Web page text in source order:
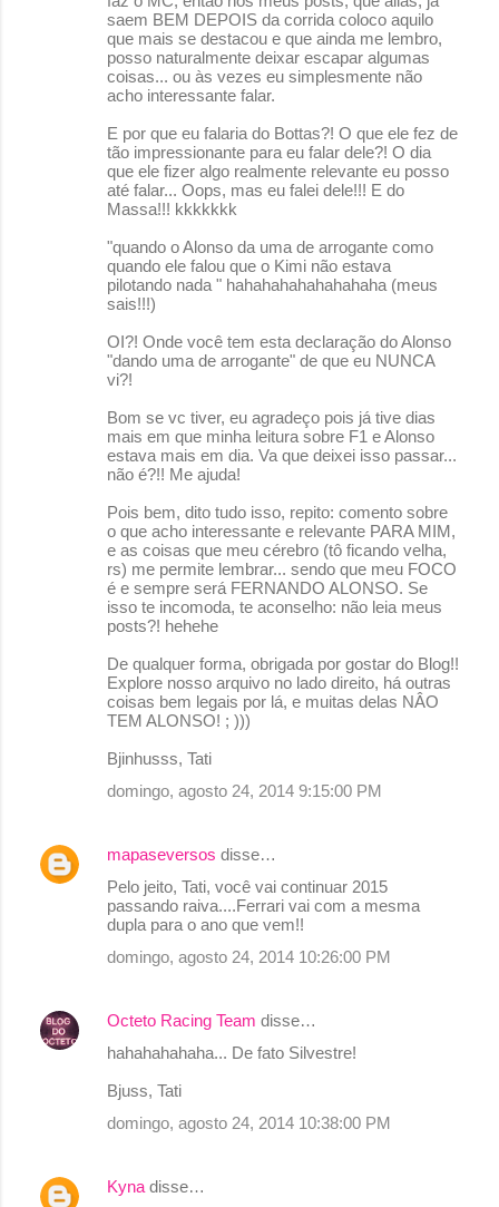
saem BEM DEPOIS da corrida coloco aquilo
que mais se destacou e que ainda me lembro,
posso naturalmente deixar escapar algumas
coisas... ou às vezes eu simplesmente não
acho interessante falar.
E por que eu falaria do Bottas?! O que ele fez de
tão impressionante para eu falar dele?! O dia
que ele fizer algo realmente relevante eu posso
até falar... Oops, mas eu falei dele!!! E do
Massa!!! kkkkkkk
"quando o Alonso da uma de arrogante como
quando ele falou que o Kimi não estava
pilotando nada " hahahahahahahahaha (meus
sais!!!)
OI?! Onde você tem esta declaração do Alonso
"dando uma de arrogante" de que eu NUNCA
vi?!
Bom se vc tiver, eu agradeço pois já tive dias
mais em que minha leitura sobre F1 e Alonso
estava mais em dia. Va que deixei isso passar...
não é?!! Me ajuda!
Pois bem, dito tudo isso, repito: comento sobre
o que acho interessante e relevante PARA MIM,
e as coisas que meu cérebro (tô ficando velha,
rs) me permite lembrar... sendo que meu FOCO
é e sempre será FERNANDO ALONSO. Se
isso te incomoda, te aconselho: não leia meus
posts?! hehehe
De qualquer forma, obrigada por gostar do Blog!!
Explore nosso arquivo no lado direito, há outras
coisas bem legais por lá, e muitas delas NÂO
TEM ALONSO! ; )))
Bjinhusss, Tati
domingo, agosto 24, 2014 9:15:00 PM
mapaseversos disse…
Pelo jeito, Tati, você vai continuar 2015
passando raiva....Ferrari vai com a mesma
dupla para o ano que vem!!
domingo, agosto 24, 2014 10:26:00 PM
Octeto Racing Team disse…
hahahahahaha... De fato Silvestre!
Bjuss, Tati
domingo, agosto 24, 2014 10:38:00 PM
Kyna disse…